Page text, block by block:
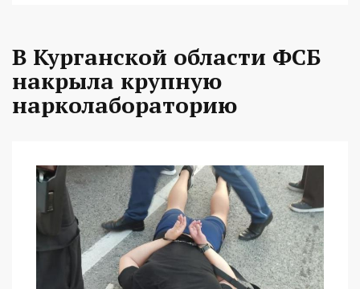
В Курганской области ФСБ
накрыла крупную
нарколабораторию